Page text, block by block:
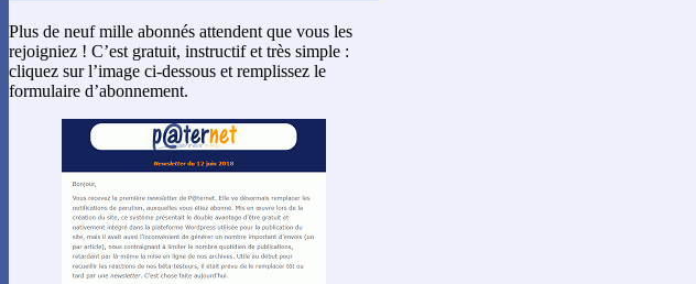
Plus de neuf mille abonnés attendent que vous les
rejoigniez ! C’est gratuit, instructif et très simple :
cliquez sur l’image ci-dessous et remplissez le
formulaire d’abonnement.